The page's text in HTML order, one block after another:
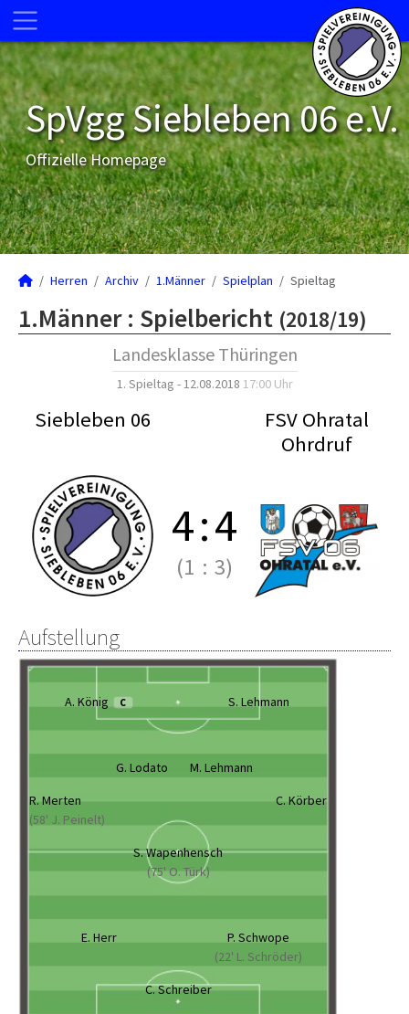
SpVgg Siebleben 06 e.V.
Offizielle Homepage
Herren Archiv 1.Männer Spielplan Spieltag
1.Männer : Spielbericht (2018/19)
Landesklasse Thüringen
1. Spieltag - 12.08.2018 17:00 Uhr
Siebleben 06
FSV Ohratal
Ohrdruf
4:4
(1 : 3)
Aufstellung
A. König C S. Lehmann
G. Lodato
M. Lehmann
R. Merten
(58' J. Peinelt)
C. Körber
S. Wapenhensch
(75' O. Türk)
E. Herr
P. Schwope
(22' L. Schröder)
C. Schreiber